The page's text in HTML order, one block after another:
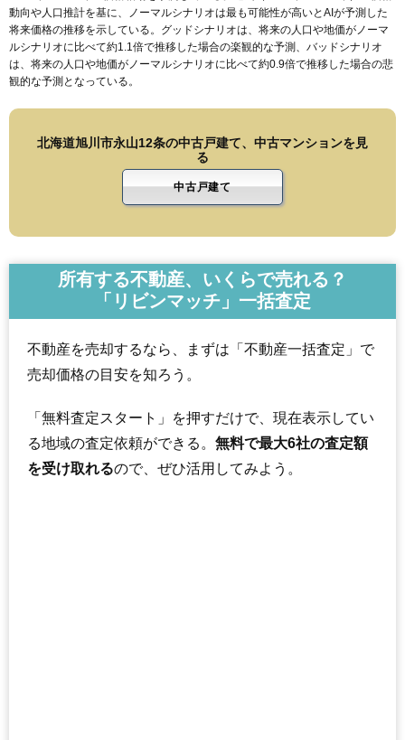
動向や人口推計を基に、ノーマルシナリオは最も可能性が高いとAIが予測した
将来価格の推移を示している。グッドシナリオは、将来の人口や地価がノーマ
ルシナリオに比べて約1.1倍で推移した場合の楽観的な予測、バッドシナリオ
は、将来の人口や地価がノーマルシナリオに比べて約0.9倍で推移した場合の悲
観的な予測となっている。
北海道旭川市永山12条の中古戸建て、中古マンションを見
る
中古戸建て
所有する不動産、いくらで売れる？
「リビンマッチ」一括査定
不動産を売却するなら、まずは「不動産一括査定」で
売却価格の目安を知ろう。
「無料査定スタート」を押すだけで、現在表示してい
る地域の査定依頼ができる。 無料で最大6社の査定額
を受け取れるので、ぜひ活用してみよう。